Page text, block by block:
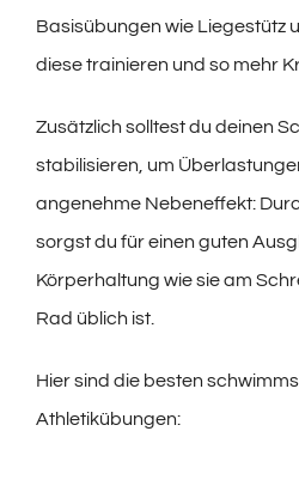
Basisübungen wie Liegestütz
diese trainieren und so mehr
Zusätzlich solltest du deinen
stabilisieren, um
angenehme Nebeneffekt:
sorgst du für einen guten
Körperhaltung wie sie am
Rad üblich ist.
Hier sind die besten
Athletikübungen: